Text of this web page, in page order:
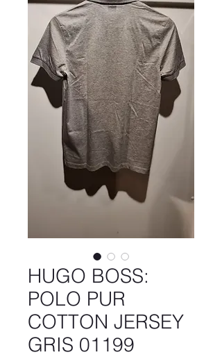
HUGO BOSS:
POLO PUR
COTTON JERSEY
GRIS 01199